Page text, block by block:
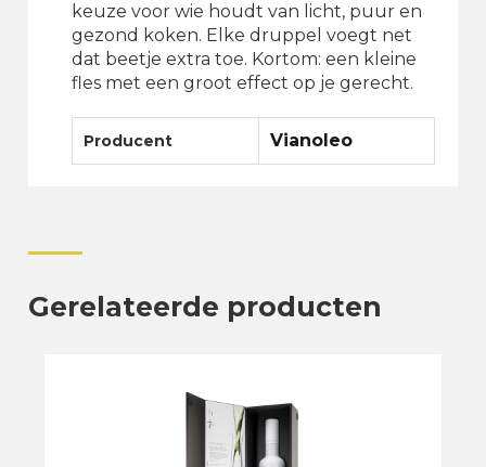
keuze voor wie houdt van licht, puur en
gezond koken. Elke druppel voegt net
dat beetje extra toe. Kortom: een kleine
fles met een groot effect op je gerecht.
Producent Vianoleo
Gerelateerde producten